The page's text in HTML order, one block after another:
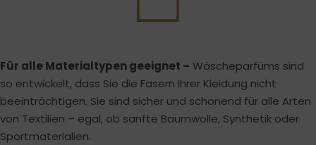
Für alle Materialtypen geeignet – Wäscheparfüms sind
so entwickelt, dass Sie die Fasern Ihrer Kleidung nicht
beeinträchtigen. Sie sind sicher und schonend für alle Arten
von Textilien – egal, ob sanfte Baumwolle, Synthetik oder
Sportmaterialien.